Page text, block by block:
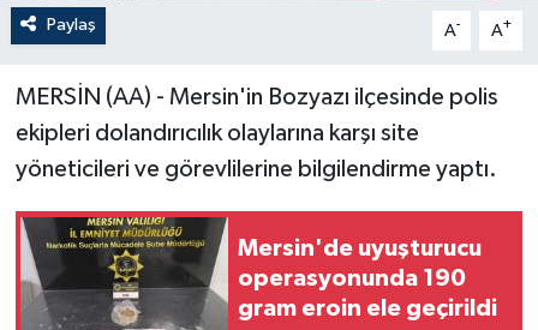
Paylaş A- A+
MERSİN (AA) - Mersin'in Bozyazı ilçesinde polis
ekipleri dolandırıcılık olaylarına karşı site
yöneticileri ve görevlilerine bilgilendirme yaptı.
Mersin'de uyuşturucu
operasyonunda 190
gram eroin ele geçirildi